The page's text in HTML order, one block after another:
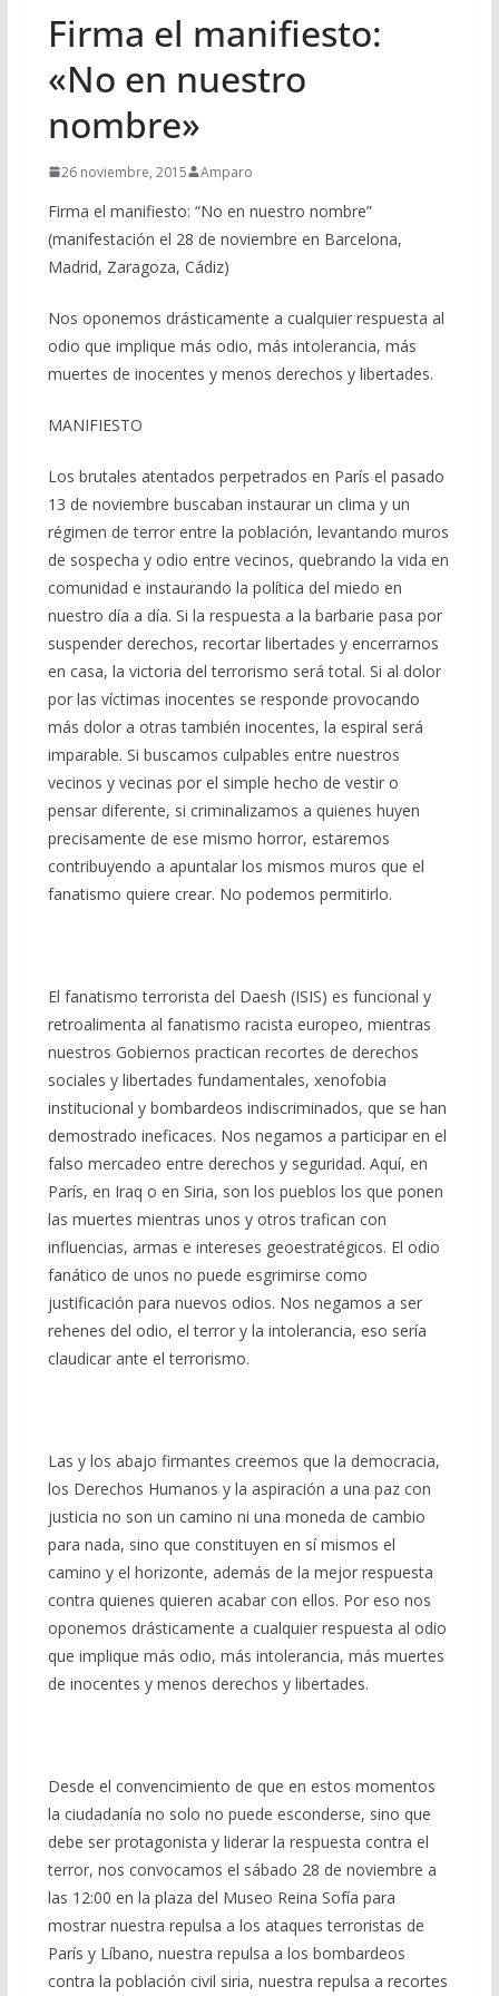
Firma el manifiesto:
«No en nuestro
nombre»
26 noviembre, 2015 Amparo
Firma el manifiesto: “No en nuestro nombre”
(manifestación el 28 de noviembre en Barcelona,
Madrid, Zaragoza, Cádiz)
Nos oponemos drásticamente a cualquier respuesta al
odio que implique más odio, más intolerancia, más
muertes de inocentes y menos derechos y libertades.
MANIFIESTO
Los brutales atentados perpetrados en París el pasado
13 de noviembre buscaban instaurar un clima y un
régimen de terror entre la población, levantando muros
de sospecha y odio entre vecinos, quebrando la vida en
comunidad e instaurando la política del miedo en
nuestro día a día. Si la respuesta a la barbarie pasa por
suspender derechos, recortar libertades y encerrarnos
en casa, la victoria del terrorismo será total. Si al dolor
por las víctimas inocentes se responde provocando
más dolor a otras también inocentes, la espiral será
imparable. Si buscamos culpables entre nuestros
vecinos y vecinas por el simple hecho de vestir o
pensar diferente, si criminalizamos a quienes huyen
precisamente de ese mismo horror, estaremos
contribuyendo a apuntalar los mismos muros que el
fanatismo quiere crear. No podemos permitirlo.
El fanatismo terrorista del Daesh (ISIS) es funcional y
retroalimenta al fanatismo racista europeo, mientras
nuestros Gobiernos practican recortes de derechos
sociales y libertades fundamentales, xenofobia
institucional y bombardeos indiscriminados, que se han
demostrado ineficaces. Nos negamos a participar en el
falso mercadeo entre derechos y seguridad. Aquí, en
París, en Iraq o en Siria, son los pueblos los que ponen
las muertes mientras unos y otros trafican con
influencias, armas e intereses geoestratégicos. El odio
fanático de unos no puede esgrimirse como
justificación para nuevos odios. Nos negamos a ser
rehenes del odio, el terror y la intolerancia, eso sería
claudicar ante el terrorismo.
Las y los abajo firmantes creemos que la democracia,
los Derechos Humanos y la aspiración a una paz con
justicia no son un camino ni una moneda de cambio
para nada, sino que constituyen en sí mismos el
camino y el horizonte, además de la mejor respuesta
contra quienes quieren acabar con ellos. Por eso nos
oponemos drásticamente a cualquier respuesta al odio
que implique más odio, más intolerancia, más muertes
de inocentes y menos derechos y libertades.
Desde el convencimiento de que en estos momentos
la ciudadanía no solo no puede esconderse, sino que
debe ser protagonista y liderar la respuesta contra el
terror, nos convocamos el sábado 28 de noviembre a
las 12:00 en la plaza del Museo Reina Sofía para
mostrar nuestra repulsa a los ataques terroristas de
París y Líbano, nuestra repulsa a los bombardeos
contra la población civil siria, nuestra repulsa a recortes